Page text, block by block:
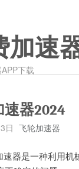
加速
下载
速器2024
日 飞轮加速器
器是一种利用机